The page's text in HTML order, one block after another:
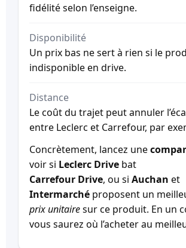
fidélité selon l’enseigne.
Disponibilité
Un prix bas ne sert à rien si le
indisponible en drive.
Distance
Le coût du trajet peut annuler
entre Leclerc et Carrefour, par
Concrètement, lancez une
voir si Leclerc Drive bat
Carrefour Drive, ou si Auchan et
Intermarché proposent un
prix unitairesur ce produit. En un
vous saurez où l’acheter au